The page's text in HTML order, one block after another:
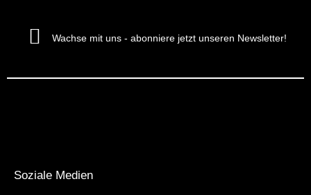
Wachse mit uns - abonniere jetzt unseren Newsletter!
Soziale Medien